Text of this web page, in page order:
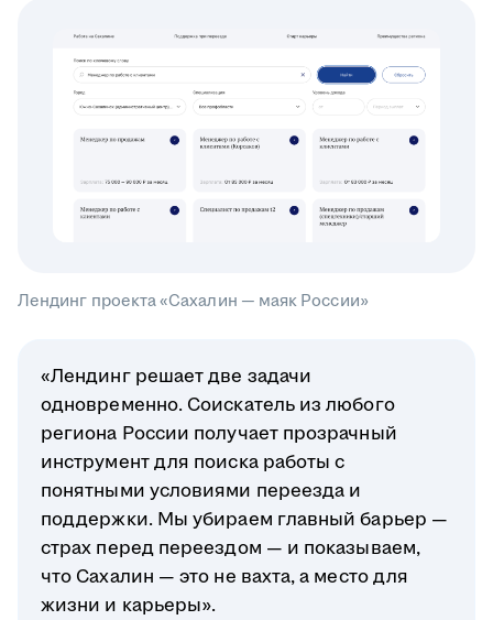
Лендинг проекта «Сахалин — маяк России»
«Лендинг решает две задачи
одновременно. Соискатель из любого
региона России получает прозрачный
инструмент для поиска работы с
понятными условиями переезда и
поддержки. Мы убираем главный барьер —
страх перед переездом — и показываем,
что Сахалин — это не вахта, а место для
жизни и карьеры».